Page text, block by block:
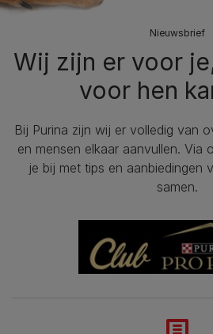
Nieuwsbrief
Wij zijn er voor
voor hen
Bij Purina zijn wij er volledig van
en mensen elkaar aanvullen. Via
je bij met tips en aanbiedingen
samen.